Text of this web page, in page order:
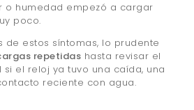
o humedad empezó a cargar
poco.
de estos síntomas, lo prudente
repetidas hasta revisar el
si el reloj ya tuvo una caída, una
reciente con agua.